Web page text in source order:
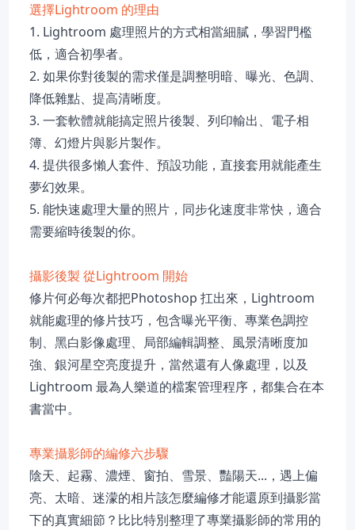
選擇Lightroom 的理由
1. Lightroom 處理照片的方式相當細膩，學習門檻
低，適合初學者。
2. 如果你對後製的需求僅是調整明暗、曝光、色調、
降低雜點、提高清晰度。
3. 一套軟體就能搞定照片後製、列印輸出、電子相
簿、幻燈片與影片製作。
4. 提供很多懶人套件、預設功能，直接套用就能產生
夢幻效果。
5. 能快速處理大量的照片，同步化速度非常快，適合
需要縮時後製的你。
攝影後製 從Lightroom 開始
修片何必每次都把Photoshop 扛出來，Lightroom
就能處理的修片技巧，包含曝光平衡、專業色調控
制、黑白影像處理、局部編輯調整、風景清晰度加
強、銀河星空亮度提升，當然還有人像處理，以及
Lightroom 最為人樂道的檔案管理程序，都集合在本
書當中。
專業攝影師的編修六步驟
陰天、起霧、濃煙、窗拍、雪景、豔陽天...，遇上偏
亮、太暗、迷濛的相片該怎麼編修才能還原到攝影當
下的真實細節？比比特別整理了專業攝影師的常用的